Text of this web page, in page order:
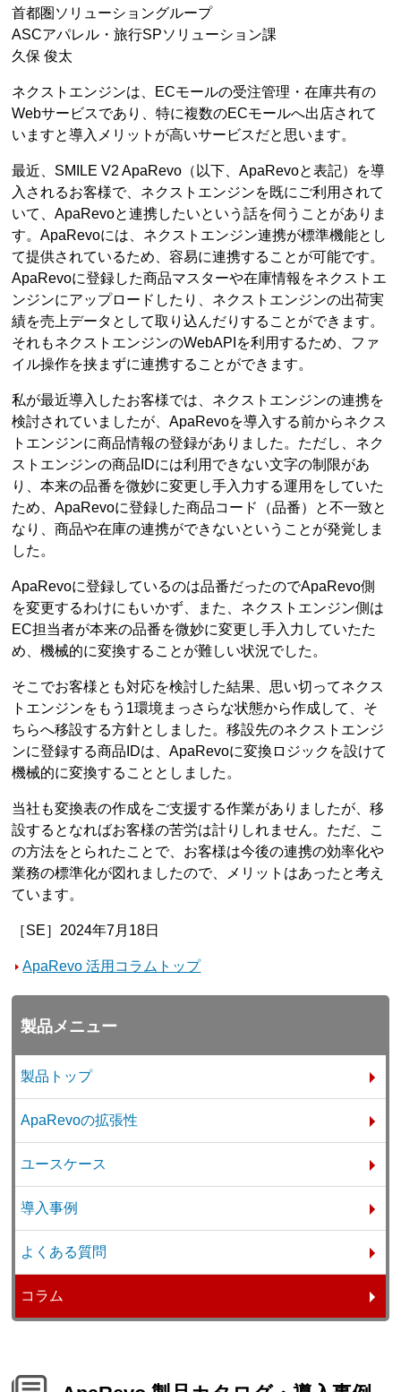
首都圏ソリューショングループ
ASCアパレル・旅行SPソリューション課
久保 俊太
ネクストエンジンは、ECモールの受注管理・在庫共有の
Webサービスであり、特に複数のECモールへ出店されて
いますと導入メリットが高いサービスだと思います。
最近、SMILE V2 ApaRevo（以下、ApaRevoと表記）を導
入されるお客様で、ネクストエンジンを既にご利用されて
いて、ApaRevoと連携したいという話を伺うことがありま
す。ApaRevoには、ネクストエンジン連携が標準機能とし
て提供されているため、容易に連携することが可能です。
ApaRevoに登録した商品マスターや在庫情報をネクストエ
ンジンにアップロードしたり、ネクストエンジンの出荷実
績を売上データとして取り込んだりすることができます。
それもネクストエンジンのWebAPIを利用するため、ファ
イル操作を挟まずに連携することができます。
私が最近導入したお客様では、ネクストエンジンの連携を
検討されていましたが、ApaRevoを導入する前からネクス
トエンジンに商品情報の登録がありました。ただし、ネク
ストエンジンの商品IDには利用できない文字の制限があ
り、本来の品番を微妙に変更し手入力する運用をしていた
ため、ApaRevoに登録した商品コード（品番）と不一致と
なり、商品や在庫の連携ができないということが発覚しま
した。
ApaRevoに登録しているのは品番だったのでApaRevo側
を変更するわけにもいかず、また、ネクストエンジン側は
EC担当者が本来の品番を微妙に変更し手入力していたた
め、機械的に変換することが難しい状況でした。
そこでお客様とも対応を検討した結果、思い切ってネクス
トエンジンをもう1環境まっさらな状態から作成して、そ
ちらへ移設する方針としました。移設先のネクストエンジ
ンに登録する商品IDは、ApaRevoに変換ロジックを設けて
機械的に変換することとしました。
当社も変換表の作成をご支援する作業がありましたが、移
設するとなればお客様の苦労は計りしれません。ただ、こ
の方法をとられたことで、お客様は今後の連携の効率化や
業務の標準化が図れましたので、メリットはあったと考え
ています。
［SE］2024年7月18日
ApaRevo 活用コラムトップ
製品メニュー
製品トップ
ApaRevoの拡張性
ユースケース
導入事例
よくある質問
コラム